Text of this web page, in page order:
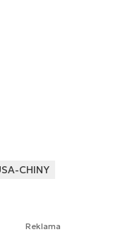
CHINY
Reklama